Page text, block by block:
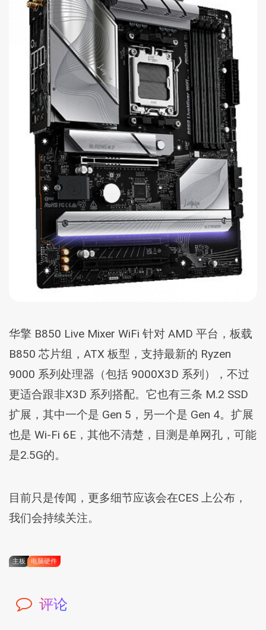
华擎 B850 Live Mixer WiFi 针对 AMD 平台，板载
B850 芯片组，ATX 板型，支持最新的 Ryzen
9000 系列处理器（包括 9000X3D 系列），不过
更适合跟非X3D 系列搭配。它也有三条 M.2 SSD
扩展，其中一个是 Gen 5，另一个是 Gen 4。扩展
也是 Wi-Fi 6E，其他不清楚，目测是单网孔，可能
是2.5G的。
目前只是传闻，更多细节应该会在CES 上公布，
我们会持续关注。
主板 电脑硬件
评论